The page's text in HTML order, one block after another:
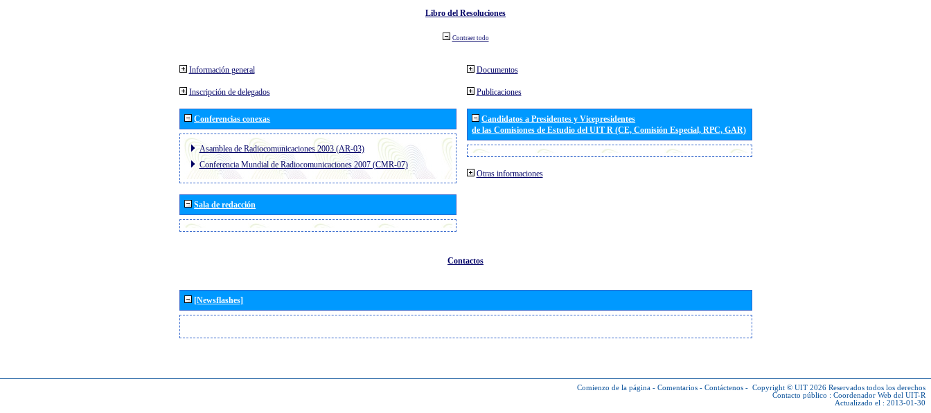
Libro del Resoluciones
Contraer todo
Información general
Inscripción de delegados
Conferencias conexas
Asamblea de Radiocomunicaciones 2003 (AR-03)
Conferencia Mundial de Radiocomunicaciones 2007 (CMR-07)
Sala de redacción
Documentos
Publicaciones
Candidatos a Presidentes y Vicepresidentes
de las Comisiones de Estudio del UIT R (CE, Comisión Especial, RPC, GAR)
Otras informaciones
Contactos
[Newsflashes]
Comienzo de la página - Comentarios - Contáctenos - Copyright © UIT 2026 Reservados todos los derechos
Contacto público : Coordenador Web del UIT-R
Actualizado el : 2013-01-30